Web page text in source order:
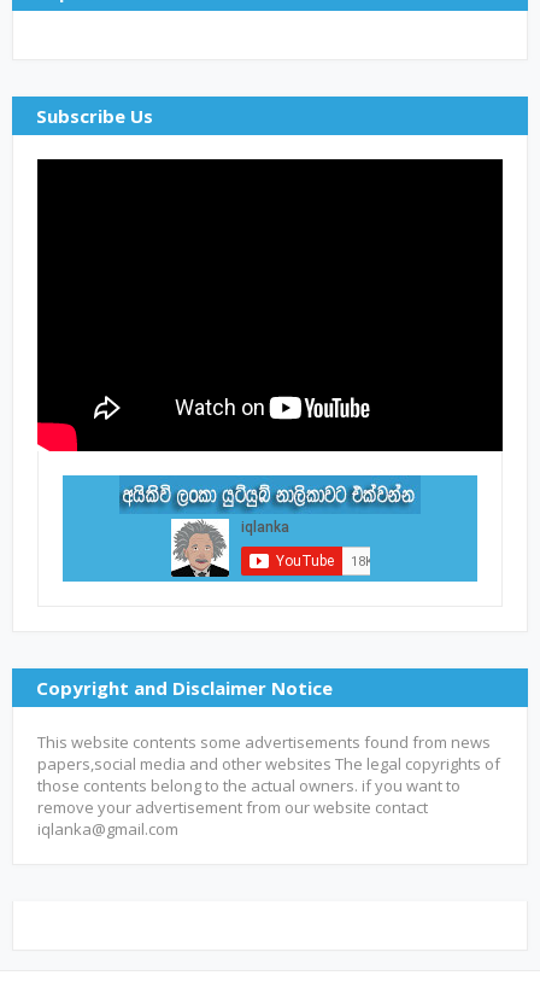
Subscribe Us
Copyright and Disclaimer Notice
This website contents some advertisements found from news
papers,social media and other websites The legal copyrights of
those contents belong to the actual owners. if you want to
remove your advertisement from our website contact
iqlanka@gmail.com